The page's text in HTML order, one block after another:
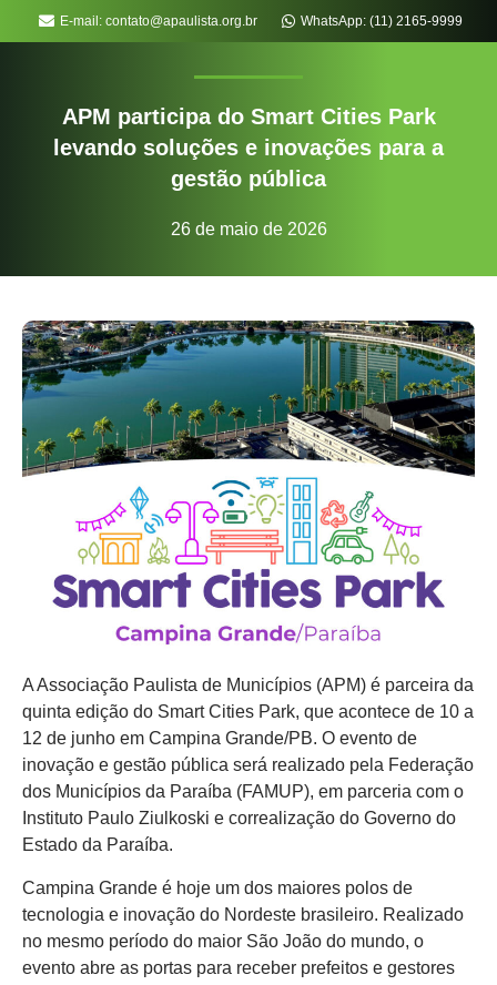
E-mail: contato@apaulista.org.br WhatsApp: (11) 2165-9999
APM participa do Smart Cities Park
levando soluções e inovações para a
gestão pública
26 de maio de 2026
A Associação Paulista de Municípios (APM) é parceira da
quinta edição do Smart Cities Park, que acontece de 10 a
12 de junho em Campina Grande/PB. O evento de
inovação e gestão pública será realizado pela Federação
dos Municípios da Paraíba (FAMUP), em parceria com o
Instituto Paulo Ziulkoski e correalização do Governo do
Estado da Paraíba.
Campina Grande é hoje um dos maiores polos de
tecnologia e inovação do Nordeste brasileiro. Realizado
no mesmo período do maior São João do mundo, o
evento abre as portas para receber prefeitos e gestores